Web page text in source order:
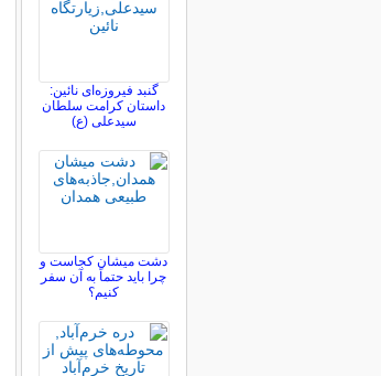
گنبد فیروزه‌ای نائین:
داستان کرامت سلطان
سیدعلی (ع)
دشت میشان کجاست و
چرا باید حتماً به آن سفر
کنیم؟